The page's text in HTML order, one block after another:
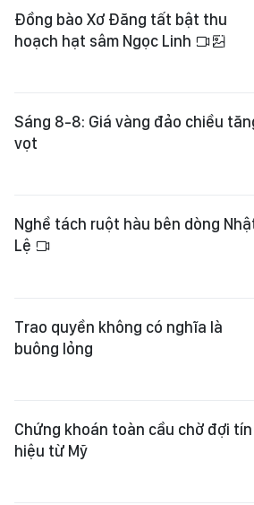
Đồng bào Xơ Đăng tất bật thu
hoạch hạt sâm Ngọc Linh
Sáng 8-8: Giá vàng đảo chiều
vọt
Nghề tách ruột hàu bên dòng
Lệ
Trao quyền không có nghĩa là
buông lỏng
Chứng khoán toàn cầu chờ đợi tín
hiệu từ Mỹ